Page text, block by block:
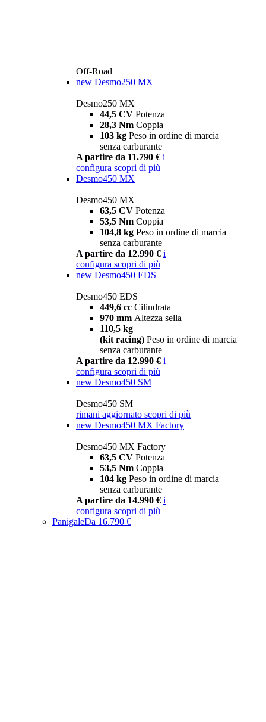
Off-Road
new Desmo250 MX
Desmo250 MX
44,5 CV Potenza
28,3 Nm Coppia
103 kg Peso in ordine di marcia
senza carburante
A partire da 11.790 € i
configura scopri di più
Desmo450 MX
Desmo450 MX
63,5 CV Potenza
53,5 Nm Coppia
104,8 kg Peso in ordine di marcia
senza carburante
A partire da 12.990 € i
configura scopri di più
new Desmo450 EDS
Desmo450 EDS
449,6 cc Cilindrata
970 mm Altezza sella
110,5 kg
(kit racing) Peso in ordine di marcia
senza carburante
A partire da 12.990 € i
configura scopri di più
new Desmo450 SM
Desmo450 SM
rimani aggiornato scopri di più
new Desmo450 MX Factory
Desmo450 MX Factory
63,5 CV Potenza
53,5 Nm Coppia
104 kg Peso in ordine di marcia
senza carburante
A partire da 14.990 € i
configura scopri di più
PanigaleDa 16.790 €